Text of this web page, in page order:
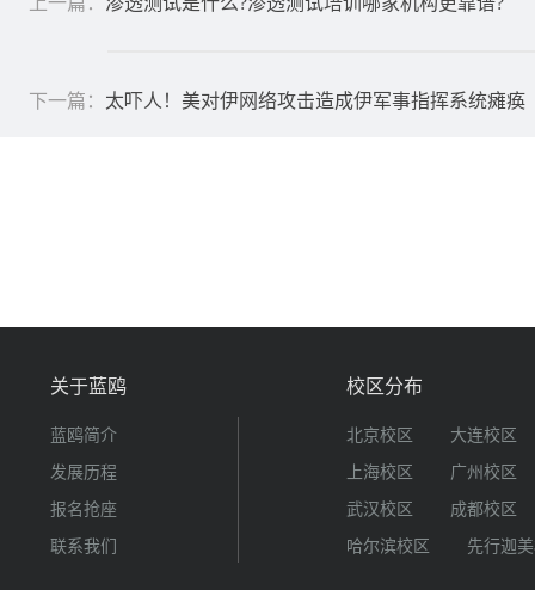
下一篇： 太吓人！美对伊网络攻击造成伊军事指挥系统瘫痪
关于蓝鸥
蓝鸥简介
发展历程
报名抢座
联系我们
校区分布
北京校区 大连校区
上海校区 广州校区
武汉校区 成都校区
哈尔滨校区 先行迦